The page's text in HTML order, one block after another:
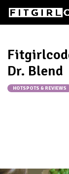
Dr. Blend
HOTSPOTS & REVIEWS